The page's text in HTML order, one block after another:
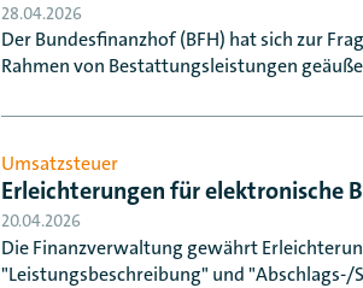
28.04.2026
Der Bundesfinanzhof (BFH) hat sich zur
Rahmen von Bestattungsleistungen
Umsatzsteuer
Erleichterungen für elektronische
20.04.2026
Die Finanzverwaltung gewährt
"Leistungsbeschreibung" und "Abschlags-/